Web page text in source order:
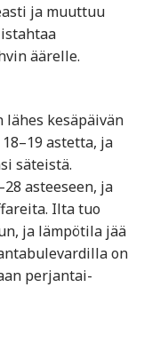
ja muuttuu
äärelle.
kesäpäivän
astetta, ja
säteistä.
asteeseen, ja
Ilta tuo
ja lämpötila jää
on
perjantai-